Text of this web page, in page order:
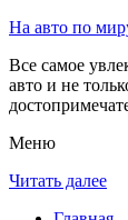
На авто по
Все самое
авто и не
Меню
Читать далее